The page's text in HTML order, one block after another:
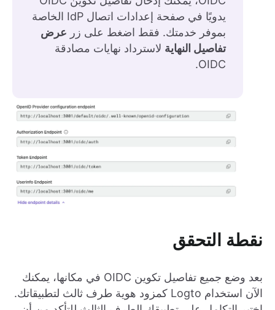
يدويًا في صفحة إعدادات اتصال IdP الخاصة
بموفر خدمتك. فقط اضغط على زر عرض
تفاصيل النهاية لاسترداد نهايات مصادقة
OIDC.
نقطة التحقق
بعد وضع جميع تفاصيل تكوين OIDC في مكانها، يمكنك
الآن استخدام Logto كمزود هوية طرف ثالث لتطبيقاتك.